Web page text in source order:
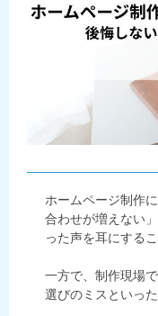
ホームページ制作
合わせが増えない
った声を耳にする
一方で、制作現場
選びのミスといっ